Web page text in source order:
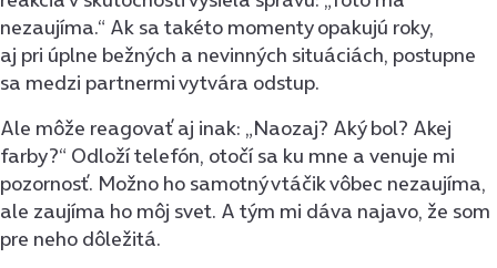
nezaujíma.“ Ak sa takéto momenty opakujú roky,
aj pri úplne bežných a nevinných situáciách, postupne
sa medzi partnermi vytvára odstup.
Ale môže reagovať aj inak: „Naozaj? Aký bol? Akej
farby?“ Odloží telefón, otočí sa ku mne a venuje mi
pozornosť. Možno ho samotný vtáčik vôbec nezaujíma,
ale zaujíma ho môj svet. A tým mi dáva najavo, že som
pre neho dôležitá.